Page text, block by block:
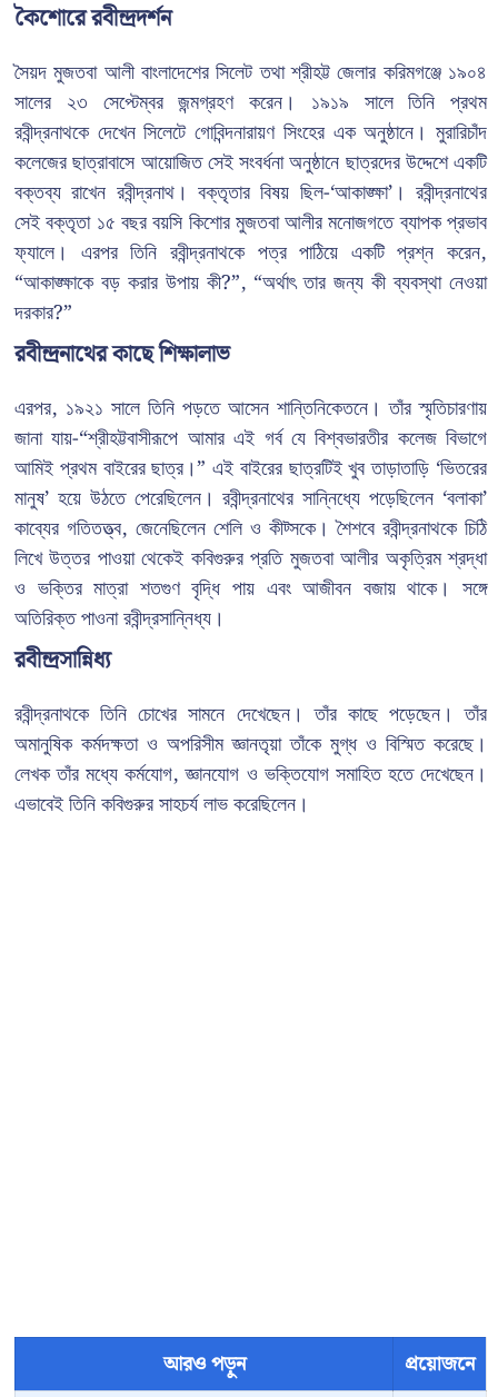
কৈশোরে রবীন্দ্রদর্শন
সৈয়দ মুজতবা আলী বাংলাদেশের সিলেট তথা শ্রীহট্ট জেলার করিমগঞ্জে ১৯০৪
সালের ২৩ সেপ্টেম্বর জন্মগ্রহণ করেন। ১৯১৯ সালে তিনি প্রথম
রবীন্দ্রনাথকে দেখেন সিলেটে গোবিন্দনারায়ণ সিংহের এক অনুষ্ঠানে। মুরারিচাঁদ
কলেজের ছাত্রাবাসে আয়োজিত সেই সংবর্ধনা অনুষ্ঠানে ছাত্রদের উদ্দেশে একটি
বক্তব্য রাখেন রবীন্দ্রনাথ। বক্তৃতার বিষয় ছিল-‘আকাঙ্ক্ষা’। রবীন্দ্রনাথের
সেই বক্তৃতা ১৫ বছর বয়সি কিশোর মুজতবা আলীর মনোজগতে ব্যাপক প্রভাব
ফ্যালে। এরপর তিনি রবীন্দ্রনাথকে পত্র পাঠিয়ে একটি প্রশ্ন করেন,
“আকাঙ্ক্ষাকে বড় করার উপায় কী?”, “অর্থাৎ তার জন্য কী ব্যবস্থা নেওয়া
দরকার?”
রবীন্দ্রনাথের কাছে শিক্ষালাভ
এরপর, ১৯২১ সালে তিনি পড়তে আসেন শান্তিনিকেতনে। তাঁর স্মৃতিচারণায়
জানা যায়-“শ্রীহট্টবাসীরূপে আমার এই গর্ব যে বিশ্বভারতীর কলেজ বিভাগে
আমিই প্রথম বাইরের ছাত্র।” এই বাইরের ছাত্রটিই খুব তাড়াতাড়ি ‘ভিতরের
মানুষ’ হয়ে উঠতে পেরেছিলেন। রবীন্দ্রনাথের সান্নিধ্যে পড়েছিলেন ‘বলাকা’
কাব্যের গতিতত্ত্ব, জেনেছিলেন শেলি ও কীট্সকে। শৈশবে রবীন্দ্রনাথকে চিঠি
লিখে উত্তর পাওয়া থেকেই কবিগুরুর প্রতি মুজতবা আলীর অকৃত্রিম শ্রদ্ধা
ও ভক্তির মাত্রা শতগুণ বৃদ্ধি পায় এবং আজীবন বজায় থাকে। সঙ্গে
অতিরিক্ত পাওনা রবীন্দ্রসান্নিধ্য।
রবীন্দ্রসান্নিধ্য
রবীন্দ্রনাথকে তিনি চোখের সামনে দেখেছেন। তাঁর কাছে পড়েছেন। তাঁর
অমানুষিক কর্মদক্ষতা ও অপরিসীম জ্ঞানতৃয়া তাঁকে মুগ্ধ ও বিস্মিত করেছে।
লেখক তাঁর মধ্যে কর্মযোগ, জ্ঞানযোগ ও ভক্তিযোগ সমাহিত হতে দেখেছেন।
এভাবেই তিনি কবিগুরুর সাহচর্য লাভ করেছিলেন।
আরও পড়ুন প্রয়োজনে